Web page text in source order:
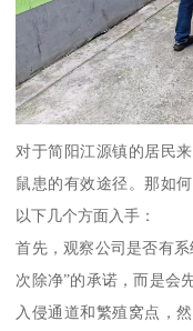
对于简阳江源镇的居民
鼠患的有效途径。那如
以下几个方面入手：
首先，观察公司是否有
次除净”的承诺，而是会
入侵通道和繁殖窝点，